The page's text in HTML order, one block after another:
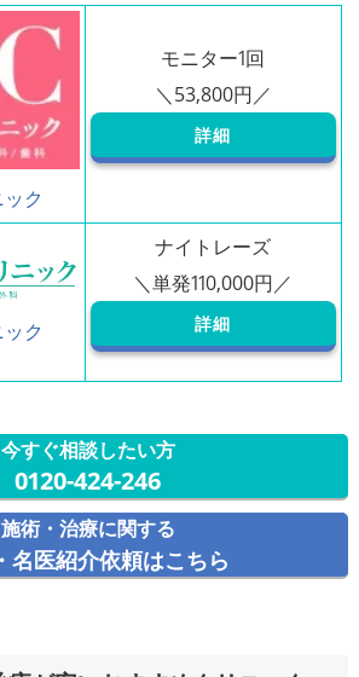
ク
モニター1回
詳細
ク
ナイトレーズ
詳細
今すぐ相談したい方
0120-424-246
施術・治療に関する
名医紹介依頼はこちら